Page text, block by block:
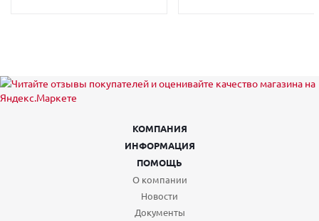
КОМПАНИЯ
ИНФОРМАЦИЯ
ПОМОЩЬ
О компании
Новости
Документы